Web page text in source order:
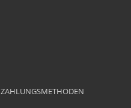
ZAHLUNGSMETHODEN